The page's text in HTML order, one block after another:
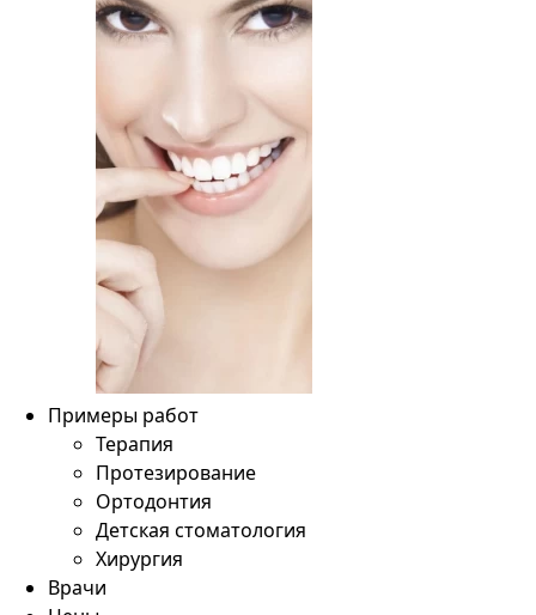
Примеры работ
Терапия
Протезирование
Ортодонтия
Детская стоматология
Хирургия
Врачи